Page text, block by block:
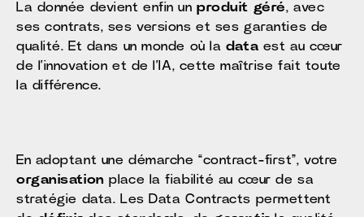
La donnée devient enfin unproduit géré, avec
ses contrats, ses versions et ses garanties de
qualité. Et dans un monde où la data est au cœur
de l’innovation et de l’IA, cette maîtrise fait toute
la différence.
En adoptant une démarche “contract-first”, votre
organisation place la fiabilité au cœur de sa
stratégie data. Les Data Contracts permettent